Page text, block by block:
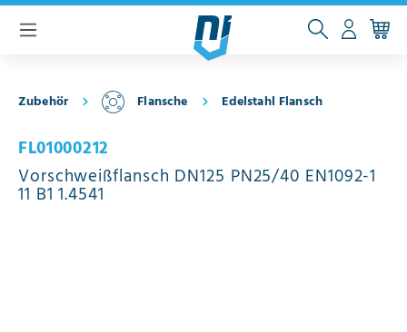
springen
Zubehör Flansche Edelstahl Flansch
FL01000212
Vorschweißflansch DN125 PN25/40 EN1092-1
11 B1 1.4541